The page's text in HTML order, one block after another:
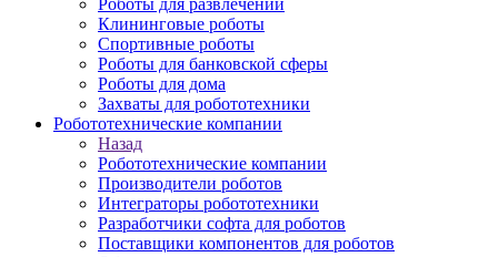
Роботы для развлечений
Клининговые роботы
Спортивные роботы
Роботы для банковской сферы
Роботы для дома
Захваты для робототехники
Робототехнические компании
Назад
Робототехнические компании
Производители роботов
Интеграторы робототехники
Разработчики софта для роботов
Поставщики компонентов для роботов